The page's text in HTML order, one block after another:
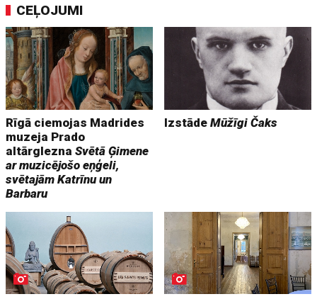
CEĻOJUMI
Rīgā ciemojas Madrides
muzeja Prado
altārgleznaSvētā Ģimene
ar muzicējošo eņģeli,
svētajām Katrīnu un
Barbaru
IzstādeMūžīgi Čaks